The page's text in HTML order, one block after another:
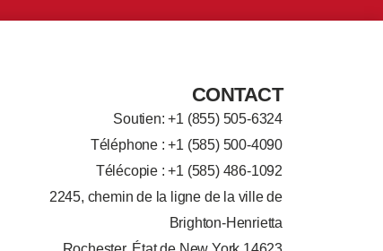
CONTACT
Soutien: +1 (855) 505-6324
Téléphone : +1 (585) 500-4090
Télécopie : +1 (585) 486-1092
2245, chemin de la ligne de la ville de
Brighton-Henrietta